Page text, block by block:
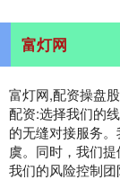
富灯网
富灯网,配资操盘
配资:选择我们的
的无缝对接服务
虞。同时，我们
我们的风险控制